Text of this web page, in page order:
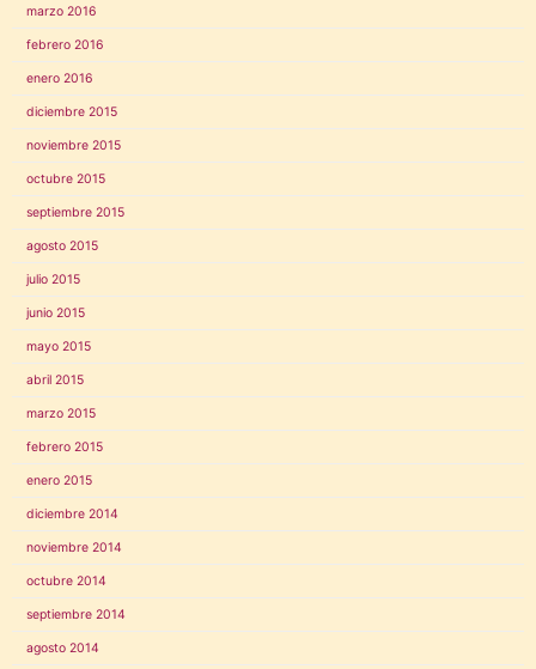
marzo 2016
febrero 2016
enero 2016
diciembre 2015
noviembre 2015
octubre 2015
septiembre 2015
agosto 2015
julio 2015
junio 2015
mayo 2015
abril 2015
marzo 2015
febrero 2015
enero 2015
diciembre 2014
noviembre 2014
octubre 2014
septiembre 2014
agosto 2014